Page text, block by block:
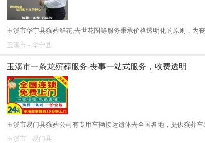
玉溪市华宁县殡葬鲜花,去世花圈等服务秉承价格透明化的原则，为
玉溪市 - 华宁县
玉溪市一条龙殡葬服务-丧事一站式服务，收费透明
玉溪市易门县殡葬公司有专用车辆接运遗体去全国各地，提供殡葬
玉溪市 - 易门县